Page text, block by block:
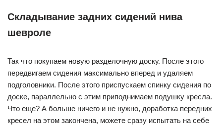
Складывание задних сидений нива
шевроле
Так что покупаем новую разделочную доску. После этого
передвигаем сидения максимально вперед и удаляем
подголовники. После этого приспускаем спинку сидения по
доске, параллельно с этим приподнимаем подушку кресла.
Что еще? А больше ничего и не нужно, доработка передних
кресел на этом закончена, можете сразу испытать на себе